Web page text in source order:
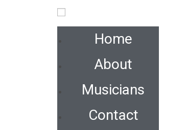
Home
About
Musicians
Contact